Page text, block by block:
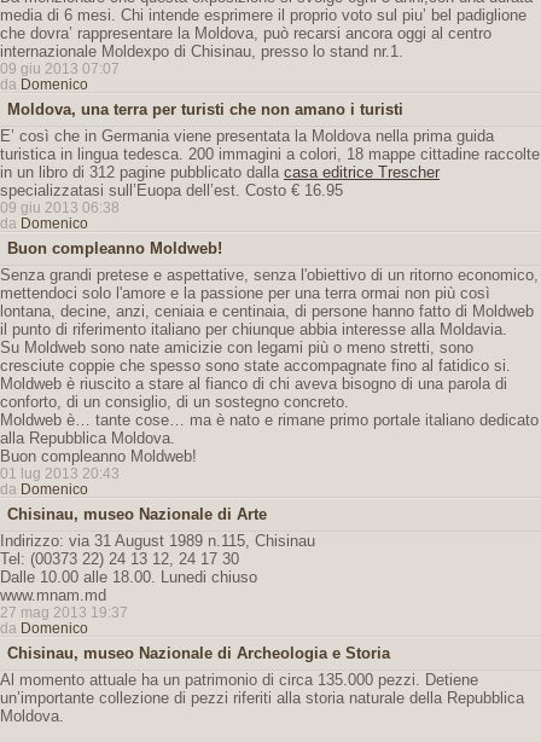
media di 6 mesi. Chi intende esprimere il proprio voto sul piu’ bel padiglione
che dovra’ rappresentare la Moldova, può recarsi ancora oggi al centro
internazionale Moldexpo di Chisinau, presso lo stand nr.1.
09 giu 2013 07:07
da Domenico
Moldova, una terra per turisti che non amano i turisti
E’ così che in Germania viene presentata la Moldova nella prima guida
turistica in lingua tedesca. 200 immagini a colori, 18 mappe cittadine raccolte
in un libro di 312 pagine pubblicato dalla casa editrice Trescher
specializzatasi sull’Euopa dell’est. Costo € 16.95
09 giu 2013 06:38
da Domenico
Buon compleanno Moldweb!
Senza grandi pretese e aspettative, senza l'obiettivo di un ritorno economico,
mettendoci solo l'amore e la passione per una terra ormai non più così
lontana, decine, anzi, ceniaia e centinaia, di persone hanno fatto di Moldweb
il punto di riferimento italiano per chiunque abbia interesse alla Moldavia.
Su Moldweb sono nate amicizie con legami più o meno stretti, sono
cresciute coppie che spesso sono state accompagnate fino al fatidico si.
Moldweb è riuscito a stare al fianco di chi aveva bisogno di una parola di
conforto, di un consiglio, di un sostegno concreto.
Moldweb è… tante cose… ma è nato e rimane primo portale italiano dedicato
alla Repubblica Moldova.
Buon compleanno Moldweb!
01 lug 2013 20:43
da Domenico
Chisinau, museo Nazionale di Arte
Indirizzo: via 31 August 1989 n.115, Chisinau
Tel: (00373 22) 24 13 12, 24 17 30
Dalle 10.00 alle 18.00. Lunedi chiuso
www.mnam.md
27 mag 2013 19:37
da Domenico
Chisinau, museo Nazionale di Archeologia e Storia
Al momento attuale ha un patrimonio di circa 135.000 pezzi. Detiene
un’importante collezione di pezzi riferiti alla storia naturale della Repubblica
Moldova.